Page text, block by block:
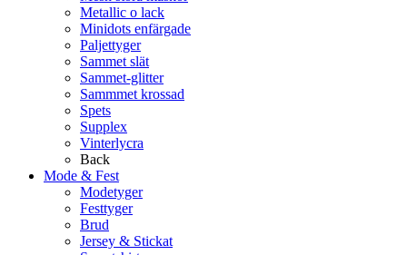
Metallic o lack
Minidots enfärgade
Paljettyger
Sammet slät
Sammet-glitter
Sammmet krossad
Spets
Supplex
Vinterlycra
Back
Mode & Fest
Modetyger
Festtyger
Brud
Jersey & Stickat